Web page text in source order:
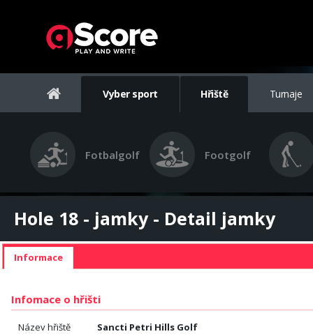
Vyber sport Hřiště Turnaje
Fotbalgolf Footgolf
Hole 18 - jamky - Detail jamky
Informace
Infomace o hřišti
Název hřiště Sancti Petri Hills Golf